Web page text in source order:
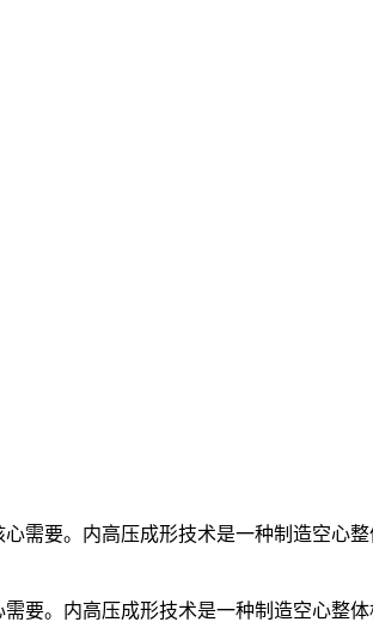
需要。内高压成形技术是一种制造空心
要。内高压成形技术是一种制造空心整